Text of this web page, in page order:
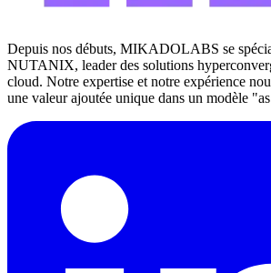
Depuis nos débuts, MIKADOLABS se
NUTANIX, leader des solutions
cloud. Notre expertise et notre expérience
une valeur ajoutée unique dans un modèle